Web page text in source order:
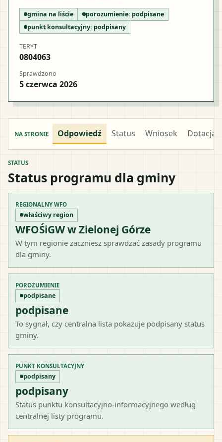
gmina na liście porozumienie: podpisane
punkt konsultacyjny: podpisany
TERYT
0804063
Sprawdzono
5 czerwca 2026
NA STRONIE Odpowiedź Status Wniosek Dotacja
STATUS
Status programu dla gminy
REGIONALNY WFO
właściwy region
WFOŚiGW w Zielonej Górze
W tym regionie zaczniesz sprawdzać zasady programu
dla gminy.
POROZUMIENIE
podpisane
podpisane
To sygnał, czy centralna lista pokazuje podpisany status
gminy.
PUNKT KONSULTACYJNY
podpisany
podpisany
Status punktu konsultacyjno-informacyjnego według
centralnej listy programu.